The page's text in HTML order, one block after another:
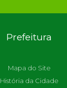
Prefeitura
Mapa do Site
História da Cidade